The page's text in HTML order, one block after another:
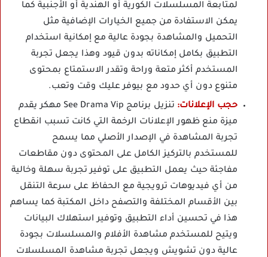
لمتابعة المسلسلات الكورية أو الهندية أو الأجنبية كما
يمكن الاستفادة من جميع الخيارات الإضافية مثل
التحميل والمشاهدة بجودة عالية مع إمكانية استخدام
التطبيق بكامل إمكاناته بدون قيود وهذا يجعل تجربة
المستخدم أكثر متعة وراحة وتقدر الاستمتاع بمحتوى
متنوع دون أي حدود مع بيوفر عليك وقت وتعب.
حجب الإعلانات:
تنزيل برنامج See Drama Vip مهكر يقدم
ميزة منع ظهور الإعلانات الرخمة التي كانت تسبب انقطاع
تجربة المشاهدة في الإصدار الأصلي مما يسمح
للمستخدم بالتركيز الكامل على المحتوى دون مقاطعات
مفاجئة حيث يعمل التطبيق على توفير تجربة سهلة وخالية
من أي فيديوهات ترويجية مع الحفاظ على سرعة التنقل
بين الأقسام المختلفة والتصفح داخل المكتبة كما يساهم
هذا في تحسين أداء التطبيق وتوفير استهلاك البيانات
ويتيح للمستخدم مشاهدة الأفلام والمسلسلات بجودة
عالية دون تشويش ويجعل تجربة مشاهدة المسلسلات